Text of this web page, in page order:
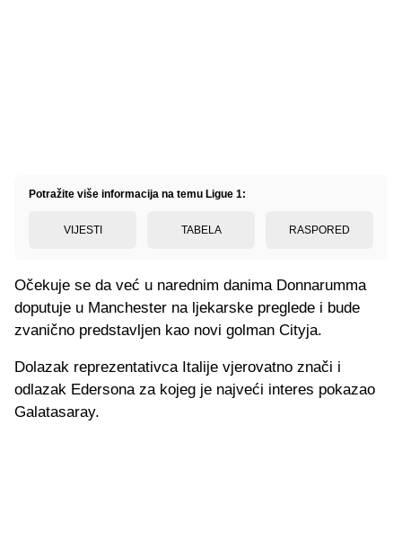
Potražite više informacija na temu Ligue 1:
VIJESTI TABELA RASPORED
Očekuje se da već u narednim danima Donnarumma
doputuje u Manchester na ljekarske preglede i bude
zvanično predstavljen kao novi golman Cityja.
Dolazak reprezentativca Italije vjerovatno znači i
odlazak Edersona za kojeg je najveći interes pokazao
Galatasaray.